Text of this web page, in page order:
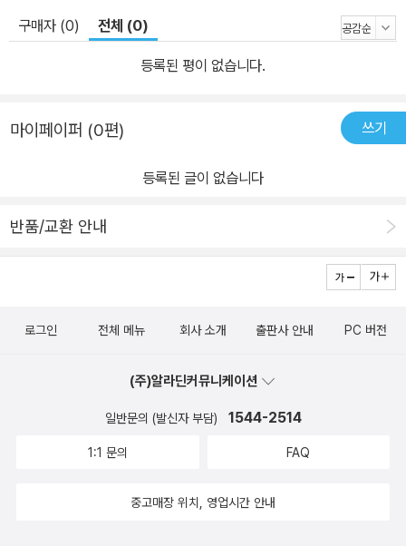
하지만, 고궁이나 유적지, 산과 바다로 나가 나무 한 그루, 풀 한 포기
를 만져 보는 것도 필요하다. 요즘 학습통합적인 교육의 대안으로 체
험학습이 주목받고 있다. 책에서만 봤던 것을 직접 보고 경험하게 되
교 주5일 수업이 전면 시행됨에 따라 현장에 직접 나가 체험학습을
할 수 있는 기회가 늘어났다. 여기에 맞추어 주니어김영사에서는 50
권으로 새로 구성한 [신나는 교과연계 체험학습] 시리즈는 초등학생
다. 체험학습, 어떻게 준비해야 할까? 직접 아이들과 체험학습을 다
고, 흥미를 유발할 수 있는 활동을 제시해 주는 것이 중요하다고 이야
기한다. 그리고 체험학습 후에는 보고 배운 것을 정리할 수 있는 사후
보고서를 만들어 보는 것이 중요하다. 준비된 체험학습은 아이들이
했고, 서울시 교육청에서 지정한 체험학습 장소를 적극 반영했다. 또
한 현직 초등학교 선생님, 현장 체험학습 강사, 학계의 권위 있는 연구
즈는 2008년 총 100권으로 처음 발간되었으며, 이번에 꾸준히 독자
구매자 (0) 전체 (0)
등록된 평이 없습니다.
마이페이퍼 (0편) 쓰기
등록된 글이 없습니다
반품/교환 안내
로그인 전체 메뉴 회사 소개 출판사 안내 PC 버전
(주)알라딘커뮤니케이션
일반문의 (발신자 부담) 1544-2514
1:1 문의 FAQ
중고매장 위치, 영업시간 안내